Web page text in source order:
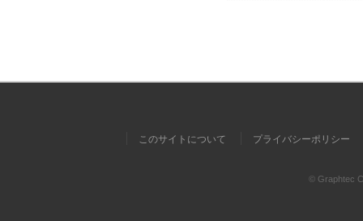
このサイトについて プライバシーポリシー
© Graphtec